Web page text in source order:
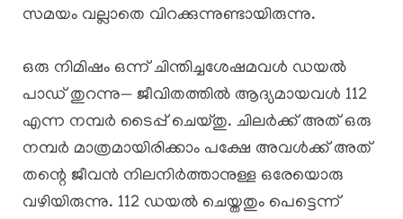
സമയം വല്ലാതെ വിറക്കുന്നുണ്ടായിരുന്നു.
ഒരു നിമിഷം ഒന്ന് ചിന്തിച്ചശേഷമവൾ ഡയൽ
പാഡ് തുറന്നു— ജീവിതത്തിൽ ആദ്യമായവൾ 112
എന്ന നമ്പർ ടൈപ്പ് ചെയ്തു. ചിലർക്ക് അത് ഒരു
നമ്പർ മാത്രമായിരിക്കാം പക്ഷേ അവൾക്ക് അത്
തന്റെ ജീവൻ നിലനിർത്താനുള്ള ഒരേയൊരു
വഴിയിരുന്നു. 112 ഡയൽ ചെയ്തതും പെട്ടെന്ന്